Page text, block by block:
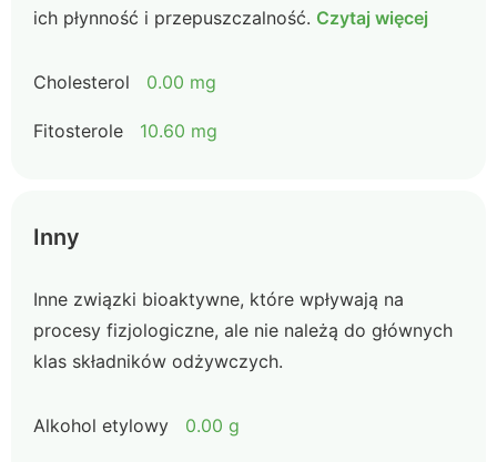
ich płynność i przepuszczalność. Czytaj więcej
Cholesterol 0.00 mg
Fitosterole 10.60 mg
Inny
Inne związki bioaktywne, które wpływają na
procesy fizjologiczne, ale nie należą do głównych
klas składników odżywczych.
Alkohol etylowy 0.00 g